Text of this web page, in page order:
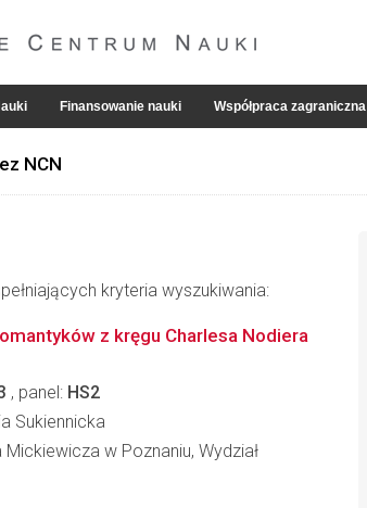
Finansowanie nauki Współpraca zagraniczna
NCN
kryteria wyszukiwania:
z kręgu Charlesa Nodiera
, panel: HS2
Sukiennicka
w Poznaniu, Wydział